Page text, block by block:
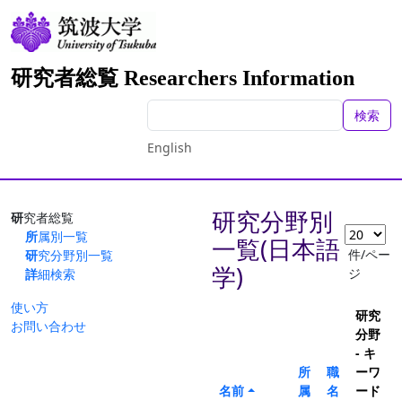
研究者総覧 Researchers Information
検索
English
研究者総覧
所属別一覧
研究分野別一覧
詳細検索
使い方
お問い合わせ
研究分野別
一覧(日本語
学)
件/ペー
ジ
名前
所
属
職
名
研究
分野
- キ
ーワ
ード